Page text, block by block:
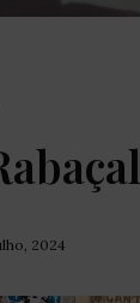
2024